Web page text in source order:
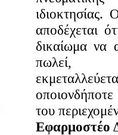
ιδιοκτησίας.
αποδέχεται
δικαίωμα να
πωλεί,
του
Εφαρμοστέο